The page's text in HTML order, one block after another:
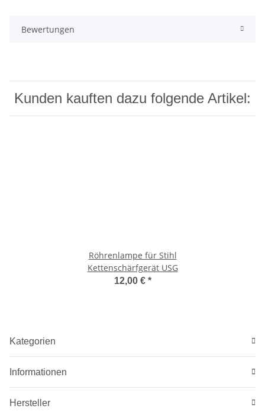
Bewertungen
Kunden kauften dazu folgende Artikel:
Röhrenlampe für Stihl
Kettenschärfgerät USG
12,00 € *
Kategorien
Informationen
Hersteller